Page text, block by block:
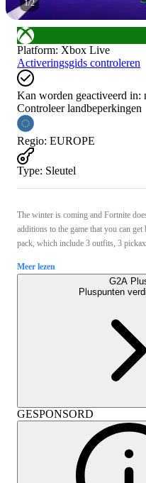
1/2
Platform: Xbox Live
Activeringsgids controleren
Kan worden geactiveerd in:
Controleer landbeperkingen
Regio: EUROPE
Type: Sleutel
The winter is coming and Fortnite
additions to the game that you can
pack, which include 3 outfits, 3
Meer lezen
G2A
Pluspunten
GESPONSORD